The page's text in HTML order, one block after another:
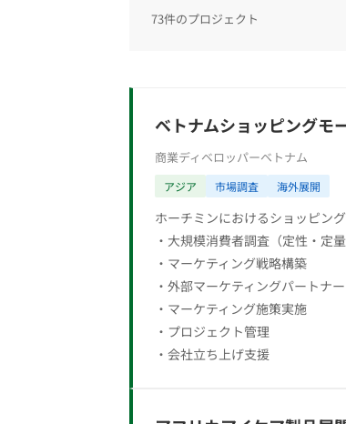
73件のプロジェクト
ベトナムショッピングモ
商業ディベロッパーベトナム
アジア 市場調査 海外展開
ホーチミンにおけるショッピン
・大規模消費者調査（定性・定量
・マーケティング戦略構築
・外部マーケティングパートナ
・マーケティング施策実施
・プロジェクト管理
・会社立ち上げ支援